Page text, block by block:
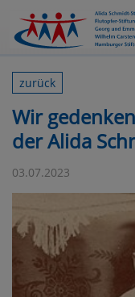
zurück
Wir
der Alida
03.07.2023